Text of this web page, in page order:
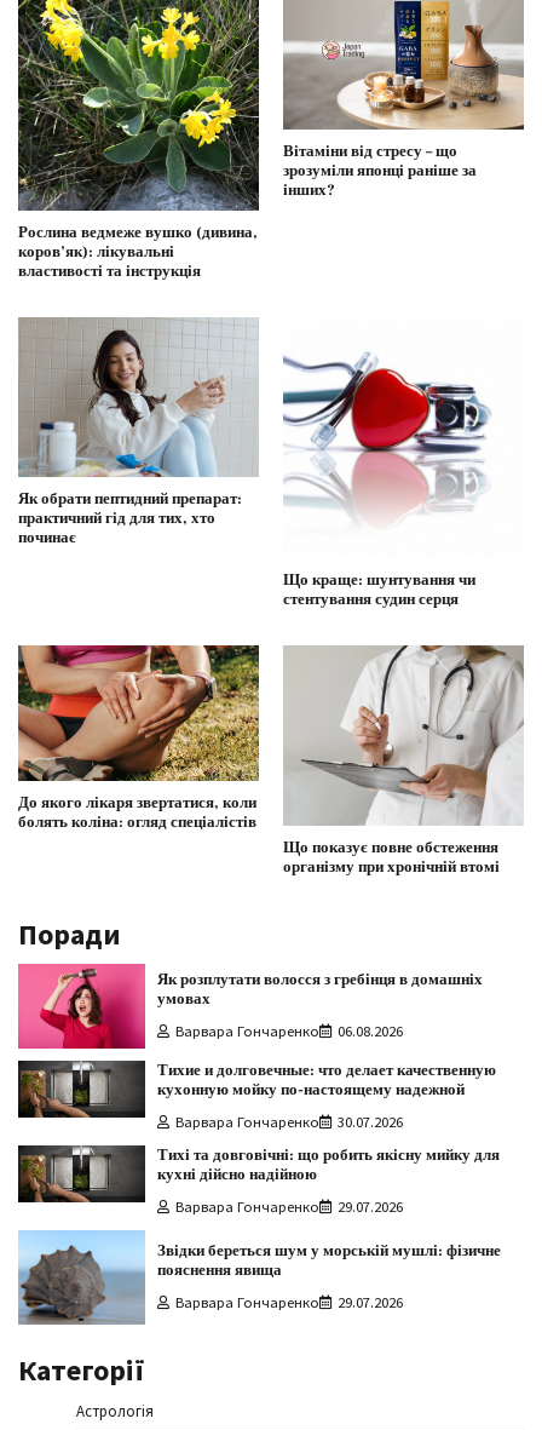
Рослина ведмеже вушко (дивина,
коров’як): лікувальні
властивості та інструкція
Вітаміни від стресу – що
зрозуміли японці раніше за
інших?
Як обрати пептидний препарат:
практичний гід для тих, хто
починає
Що краще: шунтування чи
стентування судин серця
До якого лікаря звертатися, коли
болять коліна: огляд спеціалістів
Що показує повне обстеження
організму при хронічній втомі
Поради
Як розплутати волосся з гребінця в домашніх
умовах
Варвара Гончаренко 06.08.2026
Тихие и долговечные: что делает качественную
кухонную мойку по-настоящему надежной
Варвара Гончаренко 30.07.2026
Тихі та довговічні: що робить якісну мийку для
кухні дійсно надійною
Варвара Гончаренко 29.07.2026
Звідки береться шум у морській мушлі: фізичне
пояснення явища
Варвара Гончаренко 29.07.2026
Категорії
Астрологія